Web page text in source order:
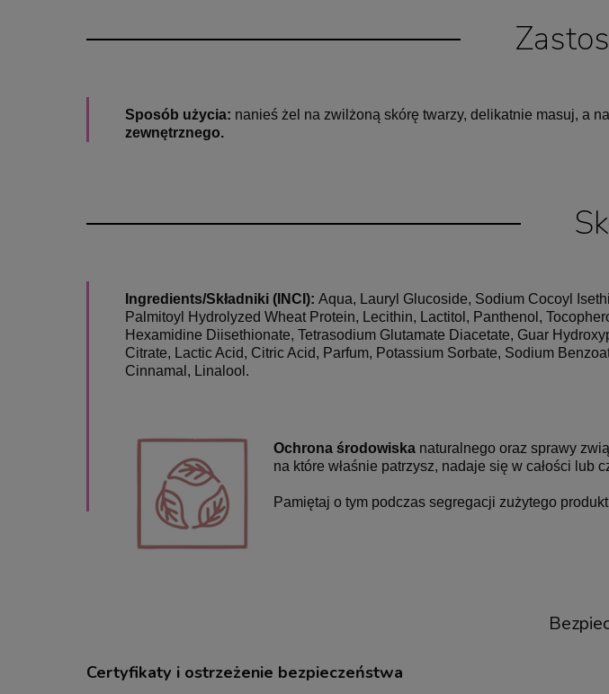
Sposób użycia: nanieś żel na zwilżoną skórę twarzy, delikatnie masuj, a
zewnętrznego.
Ingredients/Składniki (INCI): Aqua, Lauryl Glucoside, Sodium Cocoyl
Palmitoyl Hydrolyzed Wheat Protein, Lecithin, Lactitol, Panthenol,
Hexamidine Diisethionate, Tetrasodium Glutamate Diacetate, Guar
Citrate, Lactic Acid, Citric Acid, Parfum, Potassium Sorbate, Sodium
Cinnamal, Linalool.
Ochrona środowiska naturalnego oraz sprawy
na które właśnie patrzysz, nadaje się w całości lub
Pamiętaj o tym podczas segregacji zużytego
Certyfikaty i ostrzeżenie bezpieczeństwa